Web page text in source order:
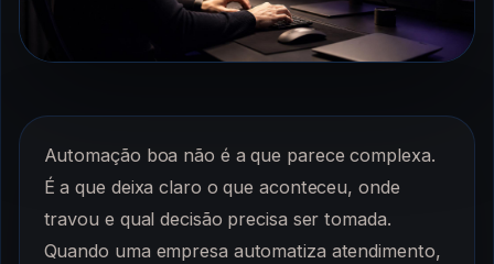
Automação boa não é a que parece complexa.
É a que deixa claro o que aconteceu, onde
travou e qual decisão precisa ser tomada.
Quando uma empresa automatiza atendimento,